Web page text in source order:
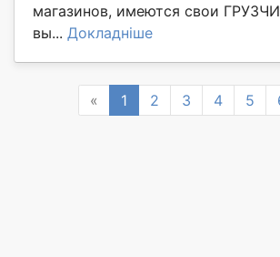
магазинов, имеются свои
вы... Докладніше
« Previous
1 2 3 4 5